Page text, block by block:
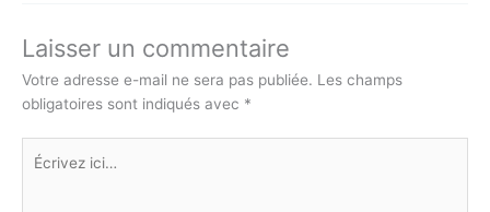
n
k
p
p
o
o
k
n
g
Laisser un commentaire
Votre adresse e-mail ne sera pas publiée. Les champs
obligatoires sont indiqués avec *
Écrivez
ici…